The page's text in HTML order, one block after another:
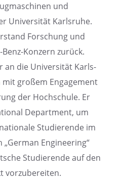
und
Univer­si­tät Karls­ruhe.
Forschung und
Konzern zurück.
an die Univer­si­tät Karls­
großem Engage­ment
der Hochschule. Er
Depart­ment, um
Studie­rende im
Enginee­ring“
Studie­rende auf den
vorzubereiten.